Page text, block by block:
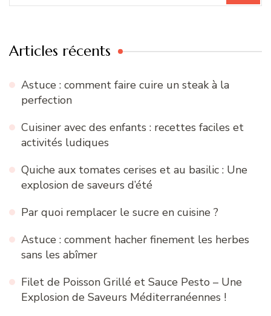
Articles récents
Astuce : comment faire cuire un steak à la
perfection
Cuisiner avec des enfants : recettes faciles et
activités ludiques
Quiche aux tomates cerises et au basilic : Une
explosion de saveurs d’été
Par quoi remplacer le sucre en cuisine ?
Astuce : comment hacher finement les herbes
sans les abîmer
Filet de Poisson Grillé et Sauce Pesto – Une
Explosion de Saveurs Méditerranéennes !